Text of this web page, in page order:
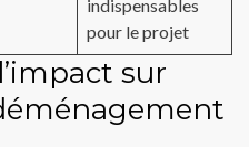
indispensables
pour le projet
sur